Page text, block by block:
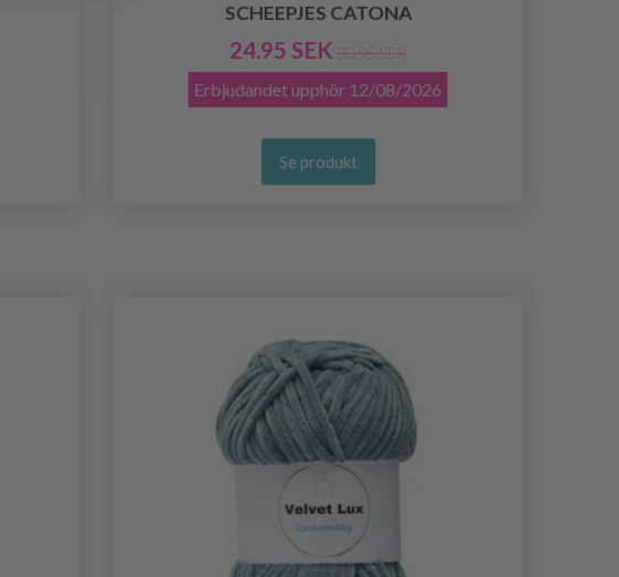
SCHEEPJES CATONA
24.95 SEK 30.95 SEK
Erbjudandet upphör 12/08/2026
Se produkt